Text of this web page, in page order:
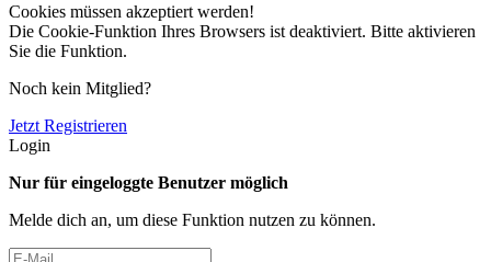
Cookies müssen akzeptiert werden!
Die Cookie-Funktion Ihres Browsers ist deaktiviert. Bitte aktivieren
Sie die Funktion.
Noch kein Mitglied?
Jetzt Registrieren
Login
Nur für eingeloggte Benutzer möglich
Melde dich an, um diese Funktion nutzen zu können.